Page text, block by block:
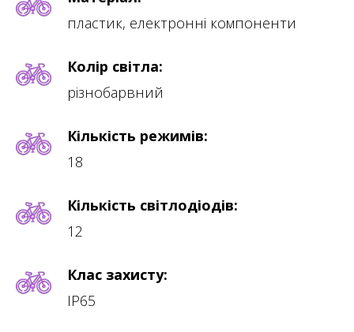
пластик, електронні компоненти
Колір світла:
різнобарвний
Кількість режимів:
18
Кількість світлодіодів:
12
Клас захисту:
ІР65